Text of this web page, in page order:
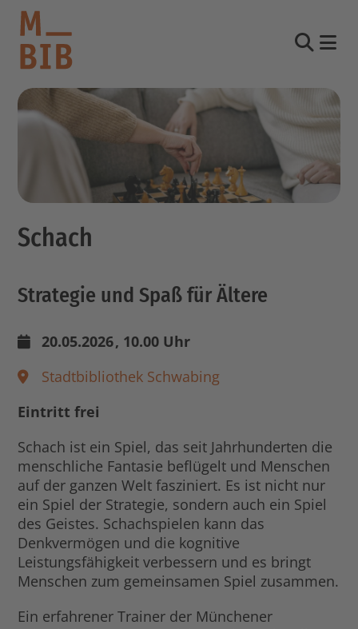
Schach
Strategie und Spaß für Ältere
20.05.2026, 10.00 Uhr
Stadtbibliothek Schwabing
Eintritt frei
Schach ist ein Spiel, das seit Jahrhunderten die
menschliche Fantasie beflügelt und Menschen
auf der ganzen Welt fasziniert. Es ist nicht nur
ein Spiel der Strategie, sondern auch ein Spiel
des Geistes. Schachspielen kann das
Denkvermögen und die kognitive
Leistungsfähigkeit verbessern und es bringt
Menschen zum gemeinsamen Spiel zusammen.
Ein erfahrener Trainer der Münchener
informieren
entdecken
mitmachen
Login Konto
other languages